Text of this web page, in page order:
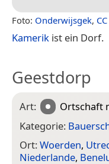
Foto: Onderwijsgek,
Kamerik ist ein Dorf.
Geestdorp
Art: Ortschaft
Kategorie:
Ort:Woerden,
Niederlande,